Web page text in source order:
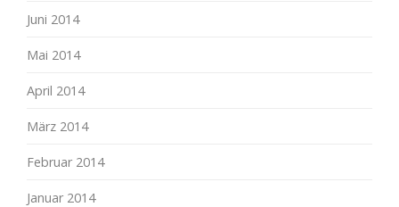
Juni 2014
Mai 2014
April 2014
März 2014
Februar 2014
Januar 2014